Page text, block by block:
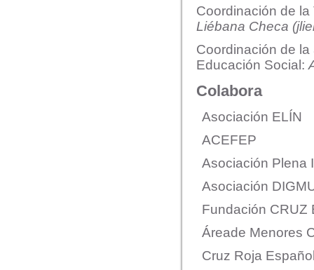
Coordinación de
Liébana Checa (
Coordinación de
Educación Social:
Colabora
Asociación ELÍN
ACEFEP
Asociación Plena
Asociación
Fundación CRUZ
Áreade Menores
Cruz Roja